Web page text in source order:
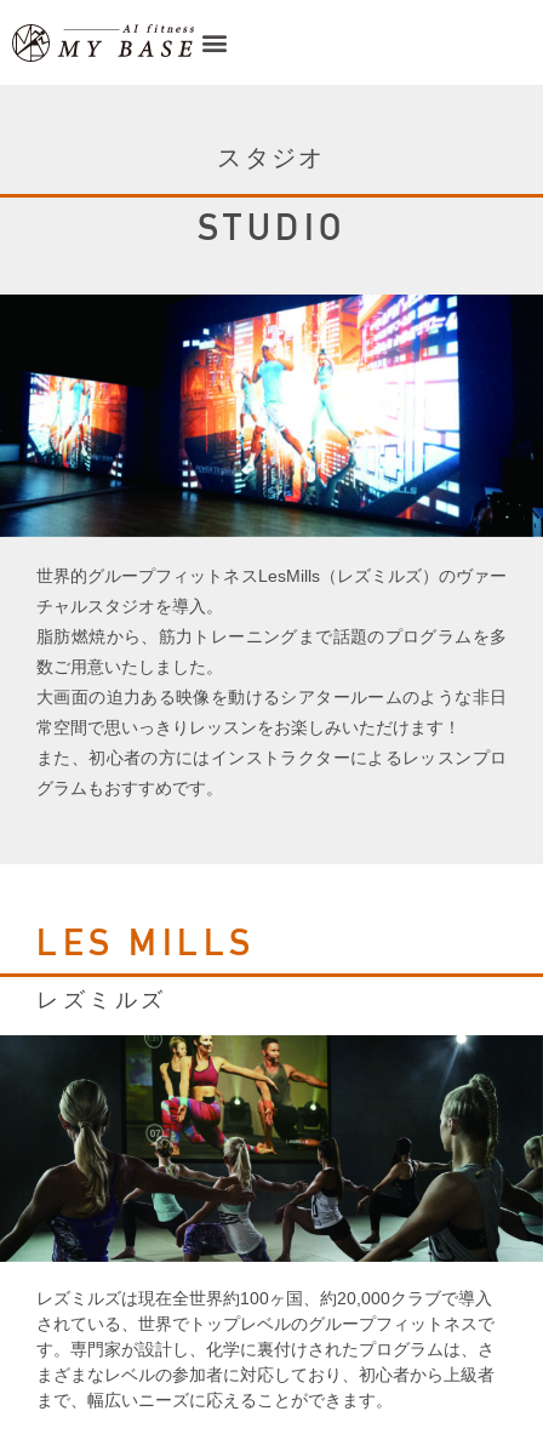
スタジオ
STUDIO
世界的グループフィットネスLesMills（レズミルズ）のヴァー
チャルスタジオを導入。
脂肪燃焼から、筋力トレーニングまで話題のプログラムを多
数ご用意いたしました。
大画面の迫力ある映像を動けるシアタールームのような非日
常空間で思いっきりレッスンをお楽しみいただけます！
また、初心者の方にはインストラクターによるレッスンプロ
グラムもおすすめです。
LES MILLS
レズミルズ​
レズミルズは現在全世界約100ヶ国、約20,000クラブで導入
されている、世界でトップレベルのグループフィットネスで
す。専門家が設計し、化学に裏付けされたプログラムは、さ
まざまなレベルの参加者に対応しており、初心者から上級者
まで、幅広いニーズに応えることができます。